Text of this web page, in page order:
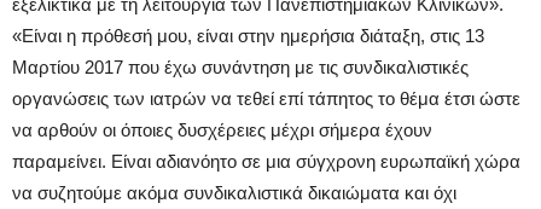
εξελικτικά με τη λειτουργία των Πανεπιστημιακών Κλινικών».
«Είναι η πρόθεσή μου, είναι στην ημερήσια διάταξη, στις 13
Μαρτίου 2017 που έχω συνάντηση με τις συνδικαλιστικές
οργανώσεις των ιατρών να τεθεί επί τάπητος το θέμα έτσι ώστε
να αρθούν οι όποιες δυσχέρειες μέχρι σήμερα έχουν
παραμείνει. Είναι αδιανόητο σε μια σύγχρονη ευρωπαϊκή χώρα
να συζητούμε ακόμα συνδικαλιστικά δικαιώματα και όχι